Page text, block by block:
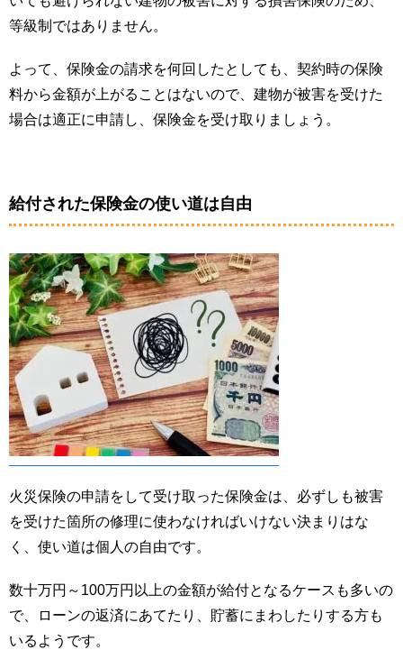
等級制ではありません。
よって、保険金の請求を何回したとしても、契約時の保険
料から金額が上がることはないので、建物が被害を受けた
場合は適正に申請し、保険金を受け取りましょう。
給付された保険金の使い道は自由
火災保険の申請をして受け取った保険金は、必ずしも被害
を受けた箇所の修理に使わなければいけない決まりはな
く、使い道は個人の自由です。
数十万円～100万円以上の金額が給付となるケースも多いの
で、ローンの返済にあてたり、貯蓄にまわしたりする方も
いるようです。